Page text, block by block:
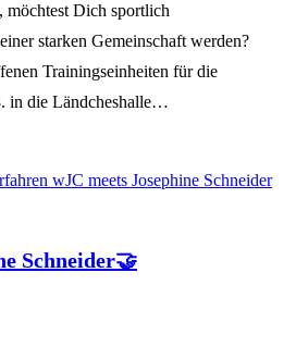
Dich sportlich
starken Gemeinschaft werden?
Trainingseinheiten für die
in die Ländcheshalle…
Schneider🤝